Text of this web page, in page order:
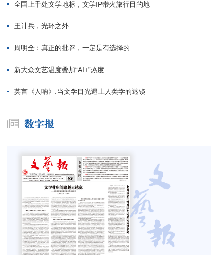
全国上千处文学地标，文学IP带火旅行目的地
王计兵，光环之外
周明全：真正的批评，一定是有选择的
新大众文艺温度叠加“AI+”热度
莫言《人呐》:当文学目光遇上人类学的透镜